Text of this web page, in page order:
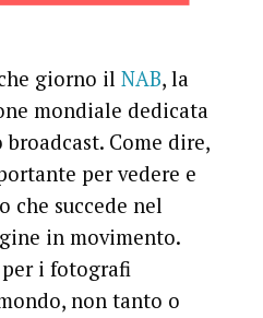
giorno il NAB, la
mondiale dedicata
Come dire,
per vedere e
che succede nel
in movimento.
i fotografi
non tanto o